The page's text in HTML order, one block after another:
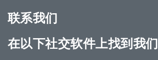
联系我们
在以下社交软件上找到我们